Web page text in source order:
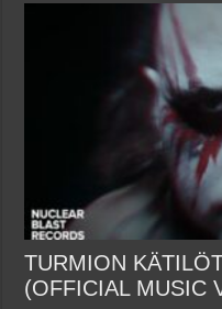
TURMION
(OFFICIAL MUSIC